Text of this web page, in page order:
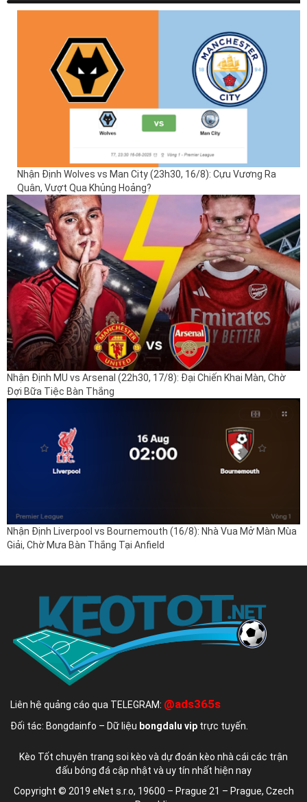
Nhận Định Wolves vs Man City (23h30, 16/8): Cựu Vương Ra
Quân, Vượt Qua Khủng Hoảng?
Nhận Định MU vs Arsenal (22h30, 17/8): Đại Chiến Khai Màn, Chờ
Đợi Bữa Tiệc Bàn Thắng
Nhận Định Liverpool vs Bournemouth (16/8): Nhà Vua Mở Màn Mùa
Giải, Chờ Mưa Bàn Thắng Tại Anfield
Liên hệ quảng cáo qua TELEGRAM: @ads365s
Đối tác: Bongdainfo – Dữ liệu bongdalu vip trực tuyến.
Kèo Tốt chuyên trang soi kèo và dự đoán kèo nhà cái các trận
đấu bóng đá cập nhật và uy tín nhất hiện nay
Copyright © 2019 eNet s.r.o, 19600 – Prague 21 – Prague, Czech